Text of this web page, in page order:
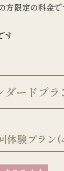
限定の料金で
す
ダードプラ
体験プラン